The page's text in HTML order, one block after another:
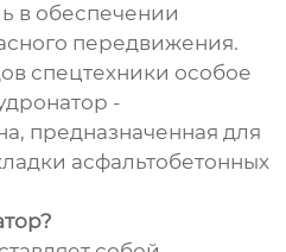
в обеспечении
передвижения.
спецтехники особое
-
предназначенная для
асфальтобетонных